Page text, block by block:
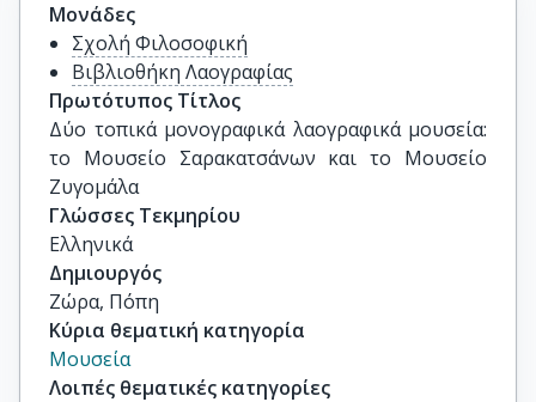
Μονάδες
Σχολή Φιλοσοφική
Βιβλιοθήκη Λαογραφίας
Πρωτότυπος Τίτλος
Δύο τοπικά μονογραφικά λαογραφικά μουσεία:
το Μουσείο Σαρακατσάνων και το Μουσείο
Ζυγομάλα
Γλώσσες Τεκμηρίου
Ελληνικά
Δημιουργός
Ζώρα, Πόπη
Κύρια θεματική κατηγορία
Μουσεία
Λοιπές θεματικές κατηγορίες